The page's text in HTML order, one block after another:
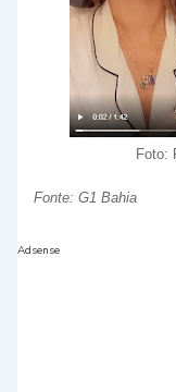
Foto:
Fonte: G1 Bahia
Adsense